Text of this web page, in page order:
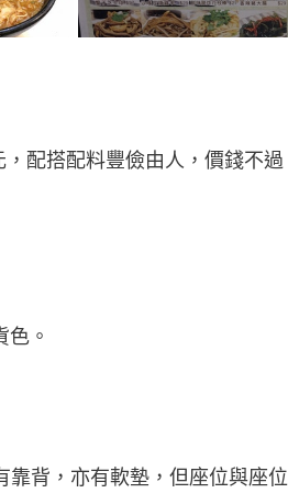
配搭配料豐儉由人，價錢不過
。
背，亦有軟墊，但座位與座位